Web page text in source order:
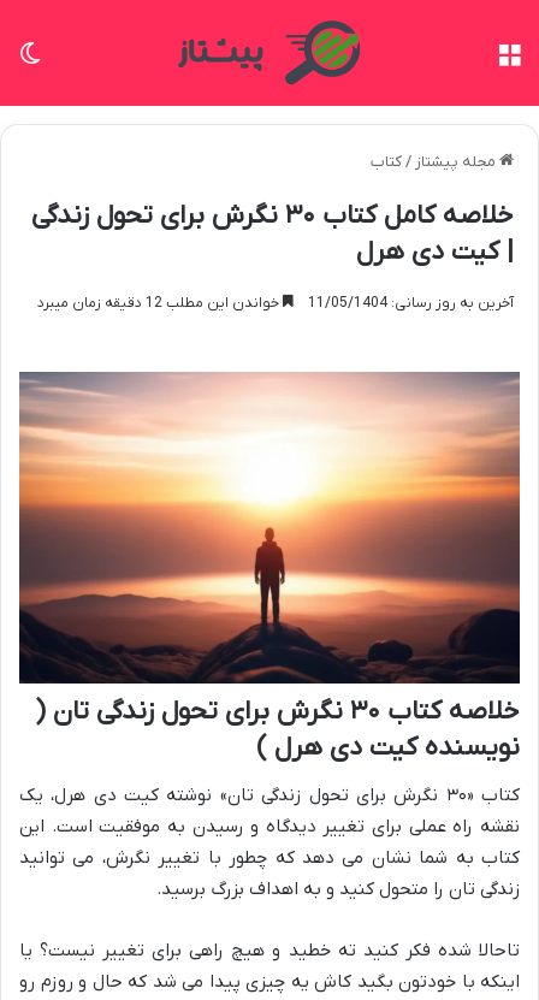
مجله پیشتاز /کتاب
خلاصه کامل کتاب ۳۰ نگرش برای تحول زندگی
| کیت دی هرل
آخرین به روز رسانی: 11/05/1404 خواندن این مطلب 12 دقیقه زمان میبرد
خلاصه کتاب ۳۰ نگرش برای تحول زندگی تان (
نویسنده کیت دی هرل )
کتاب «۳۰ نگرش برای تحول زندگی تان» نوشته کیت دی هرل، یک
نقشه راه عملی برای تغییر دیدگاه و رسیدن به موفقیت است. این
کتاب به شما نشان می دهد که چطور با تغییر نگرش، می توانید
زندگی تان را متحول کنید و به اهداف بزرگ برسید.
تاحالا شده فکر کنید ته خطید و هیچ راهی برای تغییر نیست؟ یا
اینکه با خودتون بگید کاش یه چیزی پیدا می شد که حال و روزم رو